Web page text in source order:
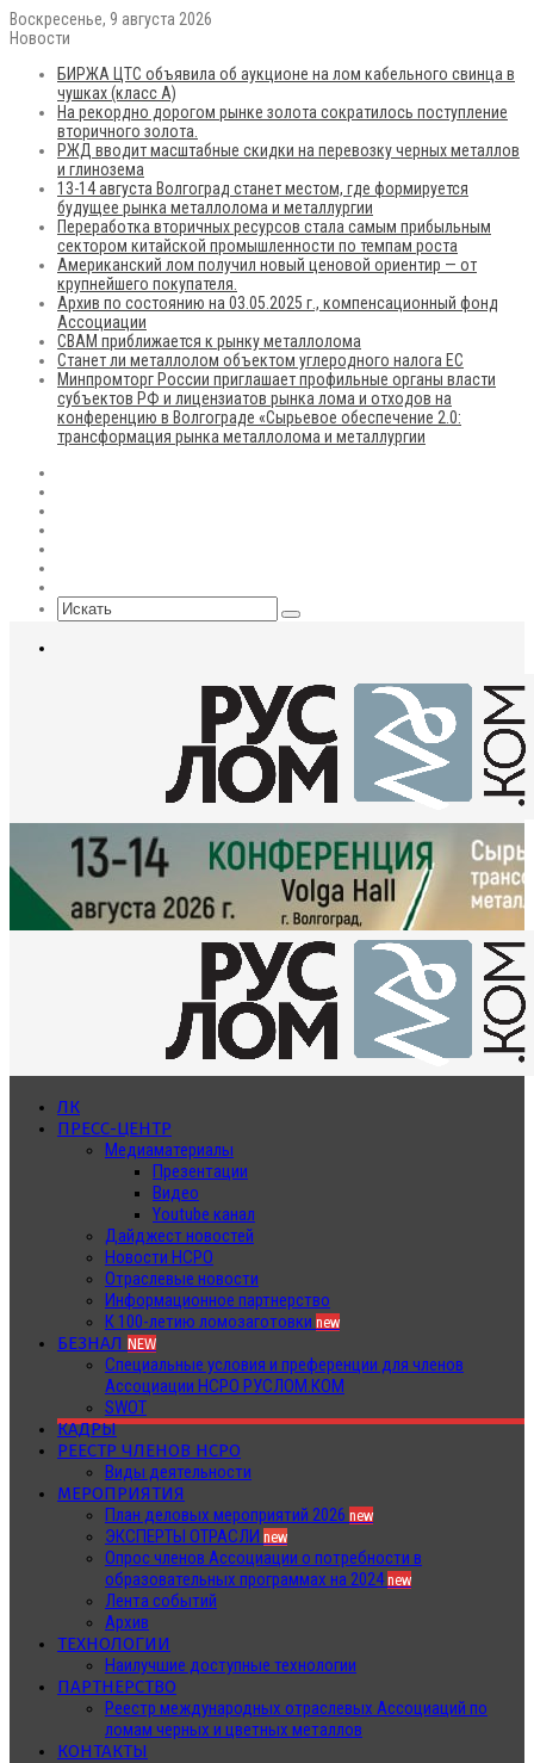
Воскресенье, 9 августа 2026
Новости
БИРЖА ЦТС объявила об аукционе на лом кабельного свинца в
чушках (класс А)
На рекордно дорогом рынке золота сократилось поступление
вторичного золота.
РЖД вводит масштабные скидки на перевозку черных металлов
и глинозема
13-14 августа Волгоград станет местом, где формируется
будущее рынка металлолома и металлургии
Переработка вторичных ресурсов стала самым прибыльным
сектором китайской промышленности по темпам роста
Американский лом получил новый ценовой ориентир — от
крупнейшего покупателя.
Архив по состоянию на 03.05.2025 г., компенсационный фонд
Ассоциации
CBAM приближается к рынку металлолома
Станет ли металлолом объектом углеродного налога ЕС
Минпромторг России приглашает профильные органы власти
субъектов РФ и лицензиатов рынка лома и отходов на
конференцию в Волгограде «Сырьевое обеспечение 2.0:
трансформация рынка металлолома и металлургии
Искать
ЛК
ПРЕСС-ЦЕНТР
Медиаматериалы
Презентации
Видео
Youtube канал
Дайджест новостей
Новости НСРО
Отраслевые новости
Информационное партнерство
К 100-летию ломозаготовки new
БЕЗНАЛ NEW
Специальные условия и преференции для членов
Ассоциации НСРО РУСЛОМ.КОМ
SWOT
КАДРЫ
РЕЕСТР ЧЛЕНОВ НСРО
Виды деятельности
МЕРОПРИЯТИЯ
План деловых мероприятий 2026 new
ЭКСПЕРТЫ ОТРАСЛИ new
Опрос членов Ассоциации о потребности в
образовательных программах на 2024new
Лента событий
Архив
ТЕХНОЛОГИИ
Наилучшие доступные технологии
ПАРТНЕРСТВО
Реестр международных отраслевых Ассоциаций по
ломам черных и цветных металлов
КОНТАКТЫ